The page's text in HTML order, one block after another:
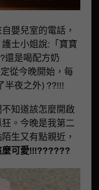
嬰兒室的電話，
士小姐說:「寶寶
還是喝配方奶
從今晚開始，每
半夜之外) ??!!!
知道該怎麼開啟
。今晚是我第二
生又有點親近，
麼可愛!!!??????